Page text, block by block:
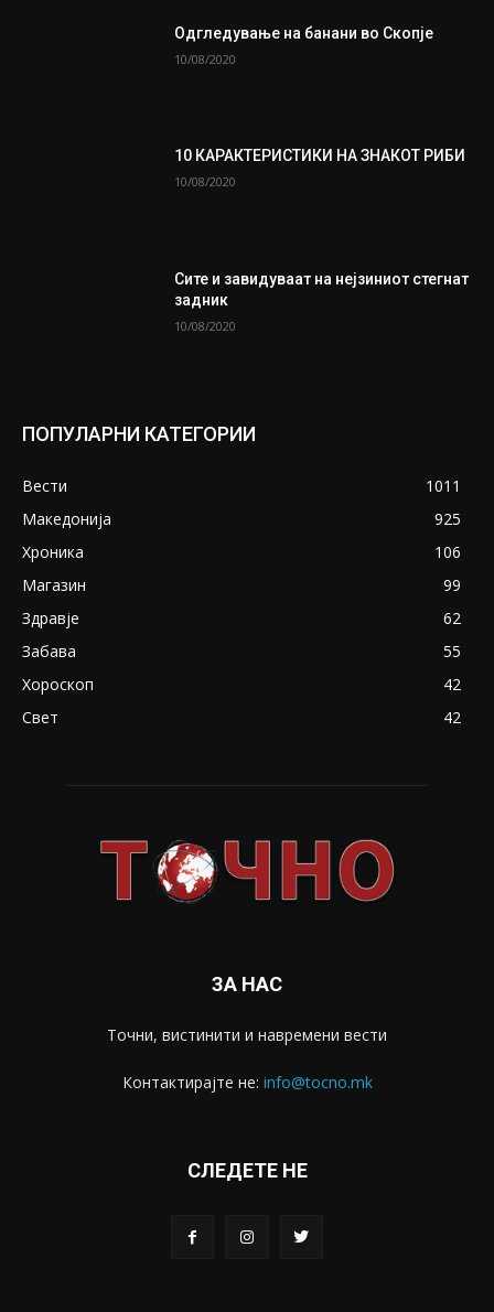
Одгледување на банани во Скопје
10/08/2020
10 КАРАКТЕРИСТИКИ НА ЗНАКОТ РИБИ
10/08/2020
Сите и завидуваат на нејзиниот стегнат
задник
10/08/2020
ПОПУЛАРНИ КАТЕГОРИИ
Вести
1011
Македонија
925
Хроника
106
Магазин
99
Здравје
62
Забава
55
Хороскоп
42
Свет
42
ЗА НАС
Точни, вистинити и навремени вести
Контактирајте не: info@tocno.mk
СЛЕДЕТЕ НЕ